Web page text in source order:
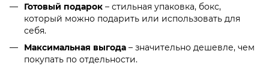
Готовый подарок – стильная упаковка, бокс,
который можно подарить или использовать для
себя.
Максимальная выгода – значительно дешевле, чем
покупать по отдельности.